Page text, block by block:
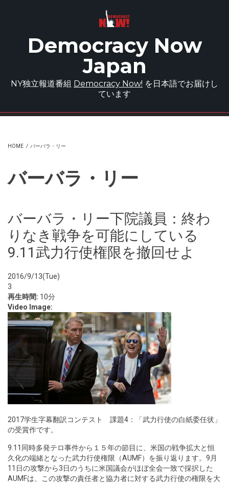
Democracy Now
Japan
NY独立報道番組 Democracy Now! を日本語でお届けし
ています
HOME / バーバラ・リー
バーバラ・リー
バーバラ・リー下院議員：終わ
りなき戦争を可能にしている
9.11武力行使権限を撤回せよ
2016/9/13(Tue)
3
再生時間: 10分
Video Image:
2017学生字幕翻訳コンテスト 課題4：「武力行使の白紙委任状」
の受賞作です。
9.11同時多発テロ事件から１５年の節目に、米国の戦争拡大と恒
久化の端緒となった武力行使権限（AUMF）を振り返ります。9月
11日の攻撃から3日のうちに米国議会がほぼ全会一致で採択した
AUMFは、この攻撃の責任者と協力者に対する武力行使の権限を大